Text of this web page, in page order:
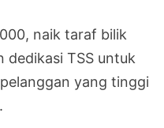
naik taraf bilik
dedikasi TSS untuk
yang tinggi